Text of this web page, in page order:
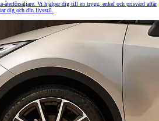
återförsäljare. Vi hjälper dig till en trygg, enkel och prisvärd affär
dig och din livsstil.